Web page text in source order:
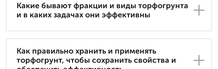
Какие бывают фракции и виды торфогрунта
и в каких задачах они эффективны
Как правильно хранить и применять
торфогрунт, чтобы сохранить свойства и